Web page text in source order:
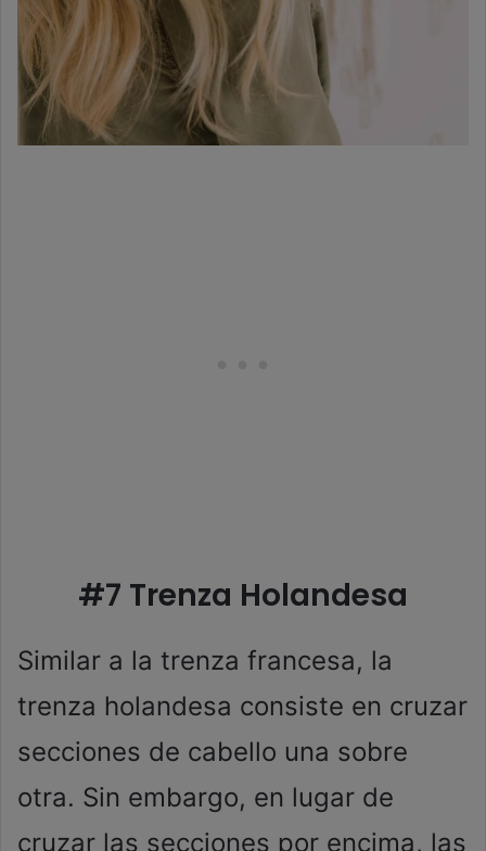
#7 Trenza Holandesa
Similar a la trenza francesa, la
trenza holandesa consiste en cruzar
secciones de cabello una sobre
otra. Sin embargo, en lugar de
cruzar las secciones por encima, las